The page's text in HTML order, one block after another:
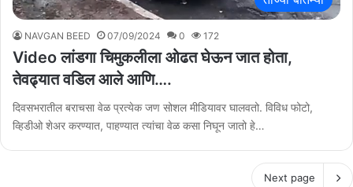
NAVGAN BEED 07/09/2024 0 172
Video लांडगा चिमुकलीला ओढत घेऊन जात होता,
तेवढ्यात वडिल आले आणि….
दिवसभरातील बराचसा वेळ प्रत्येक जण सोशल मीडियावर घालवतो. विविध फोटो,
व्हिडीओ शेअर करण्यात, पाहण्यात त्यांचा वेळ कसा निघून जातो हे…
Next page